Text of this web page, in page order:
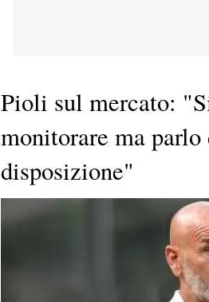
Pioli sul mercato:
monitorare ma
disposizione"